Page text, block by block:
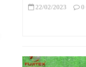
22/02/2023
0